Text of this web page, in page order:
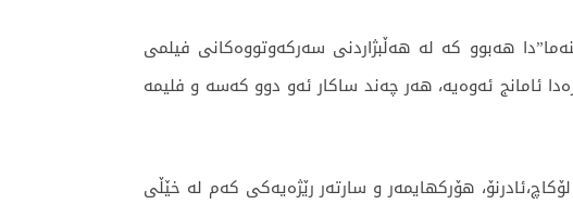
هەبوو کە لە هەڵبژاردنی سەرکەوتووەکانی فیلمی
ئامانج ئەوەیە، هەر چەند ساکار ئەو دوو کەسە و فلیمە
هۆرکهایمەر و سارتەر رێژەیەکی کەم لە خێڵی